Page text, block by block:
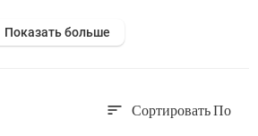
Показать больше
sort Сортировать По